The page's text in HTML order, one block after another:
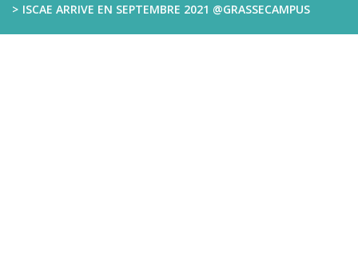
ISCAE ARRIVE EN SEPTEMBRE 2021 @GRASSECAMPUS